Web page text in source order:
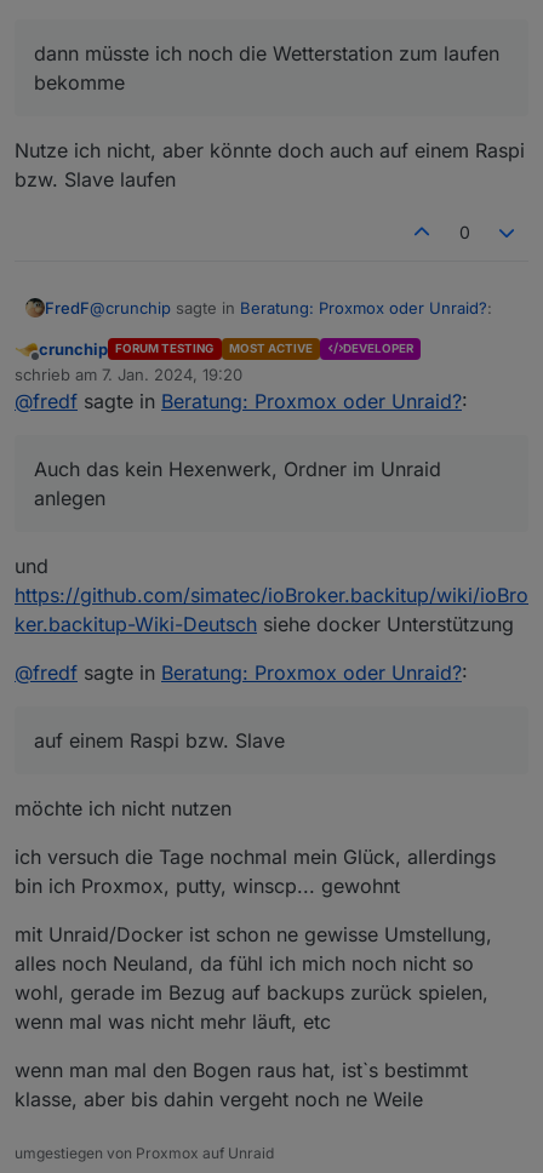
dann müsste ich noch die Wetterstation zum laufen
bekomme
Nutze ich nicht, aber könnte doch auch auf einem Raspi
bzw. Slave laufen
0
FredF@crunchip sagte in Beratung: Proxmox oder Unraid?:
unter anderem bei backitup,
wohin die Backups sollen, Nutzer im Unraid mit
Passwort anlegen und für diesen Ordner
Schreib/Leserechte geben
dann müsste ich noch die Wetterstation zum laufen
Nutze ich nicht, aber könnte doch auch auf einem Raspi
Offline
crunchip FORUM TESTING MOST ACTIVE DEVELOPER
schrieb am 7. Jan. 2024, 19:20
zuletzt editiert von
@fredf sagte in Beratung: Proxmox oder Unraid?:
Auch das kein Hexenwerk, Ordner im Unraid
anlegen
und
https://github.com/simatec/ioBroker.backitup/wiki/ioBro
ker.backitup-Wiki-Deutsch siehe docker Unterstützung
@fredf sagte in Beratung: Proxmox oder Unraid?:
auf einem Raspi bzw. Slave
möchte ich nicht nutzen
ich versuch die Tage nochmal mein Glück, allerdings
bin ich Proxmox, putty, winscp... gewohnt
mit Unraid/Docker ist schon ne gewisse Umstellung,
alles noch Neuland, da fühl ich mich noch nicht so
wohl, gerade im Bezug auf backups zurück spielen,
wenn mal was nicht mehr läuft, etc
wenn man mal den Bogen raus hat, ist`s bestimmt
klasse, aber bis dahin vergeht noch ne Weile
umgestiegen von Proxmox auf Unraid